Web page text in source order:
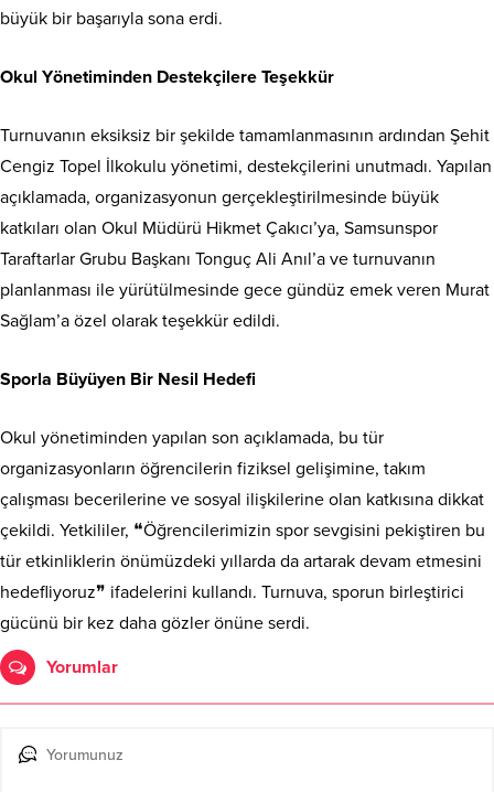
büyük bir başarıyla sona erdi.
Okul Yönetiminden Destekçilere Teşekkür
Turnuvanın eksiksiz bir şekilde tamamlanmasının ardından Şehit
Cengiz Topel İlkokulu yönetimi, destekçilerini unutmadı. Yapılan
açıklamada, organizasyonun gerçekleştirilmesinde büyük
katkıları olan Okul Müdürü Hikmet Çakıcı’ya, Samsunspor
Taraftarlar Grubu Başkanı Tonguç Ali Anıl’a ve turnuvanın
planlanması ile yürütülmesinde gece gündüz emek veren Murat
Sağlam’a özel olarak teşekkür edildi.
Sporla Büyüyen Bir Nesil Hedefi
Okul yönetiminden yapılan son açıklamada, bu tür
organizasyonların öğrencilerin fiziksel gelişimine, takım
çalışması becerilerine ve sosyal ilişkilerine olan katkısına dikkat
çekildi. Yetkililer, ❝Öğrencilerimizin spor sevgisini pekiştiren bu
tür etkinliklerin önümüzdeki yıllarda da artarak devam etmesini
hedefliyoruz❞ ifadelerini kullandı. Turnuva, sporun birleştirici
gücünü bir kez daha gözler önüne serdi.
Yorumlar